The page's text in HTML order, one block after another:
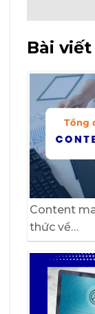
Bài
Content
thức về…